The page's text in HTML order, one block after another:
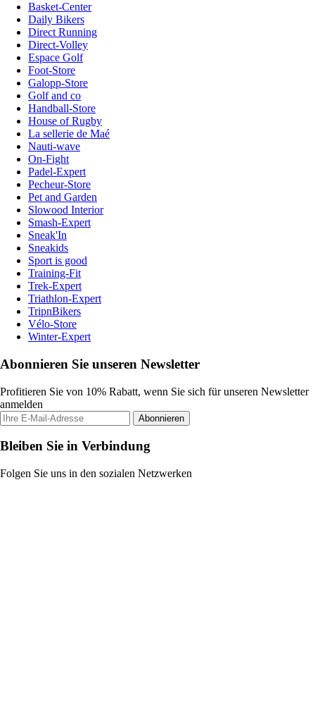
Basket-Center
Daily Bikers
Direct Running
Direct-Volley
Espace Golf
Foot-Store
Galopp-Store
Golf and co
Handball-Store
House of Rugby
La sellerie de Maé
Nauti-wave
On-Fight
Padel-Expert
Pecheur-Store
Pet and Garden
Slowood Interior
Smash-Expert
Sneak'In
Sneakids
Sport is good
Training-Fit
Trek-Expert
Triathlon-Expert
TripnBikers
Vélo-Store
Winter-Expert
Abonnieren Sie unseren Newsletter
Profitieren Sie von 10% Rabatt, wenn Sie sich für unseren Newsletter
anmelden
Abonnieren
Bleiben Sie in Verbindung
Folgen Sie uns in den sozialen Netzwerken